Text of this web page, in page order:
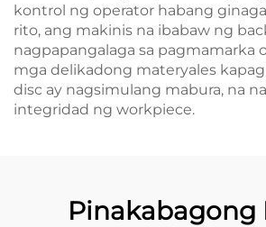
kontrol ng operator habang
rito, ang makinis na ibabaw ng
nagpapangalaga sa pagmamarka
mga delikadong materyales kapag
disc ay nagsimulang mabura, na
integridad ng workpiece.
Pinakabagong